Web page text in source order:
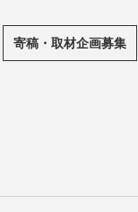
寄稿・取材企画募集